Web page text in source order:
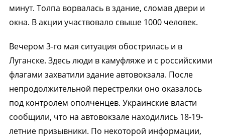
минут. Толпа ворвалась в здание, сломав двери и
окна. В акции участвовало свыше 1000 человек.
Вечером 3-го мая ситуация обострилась и в
Луганске. Здесь люди в камуфляже и с российскими
флагами захватили здание автовокзала. После
непродолжительной перестрелки оно оказалось
под контролем ополченцев. Украинские власти
сообщили, что на автовокзале находились 18-19-
летние призывники. По некоторой информации,